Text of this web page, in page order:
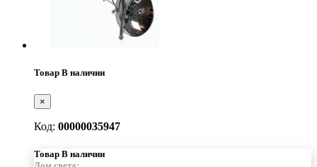
Товар В наличии
×
Код: 00000035947
Товар В наличии